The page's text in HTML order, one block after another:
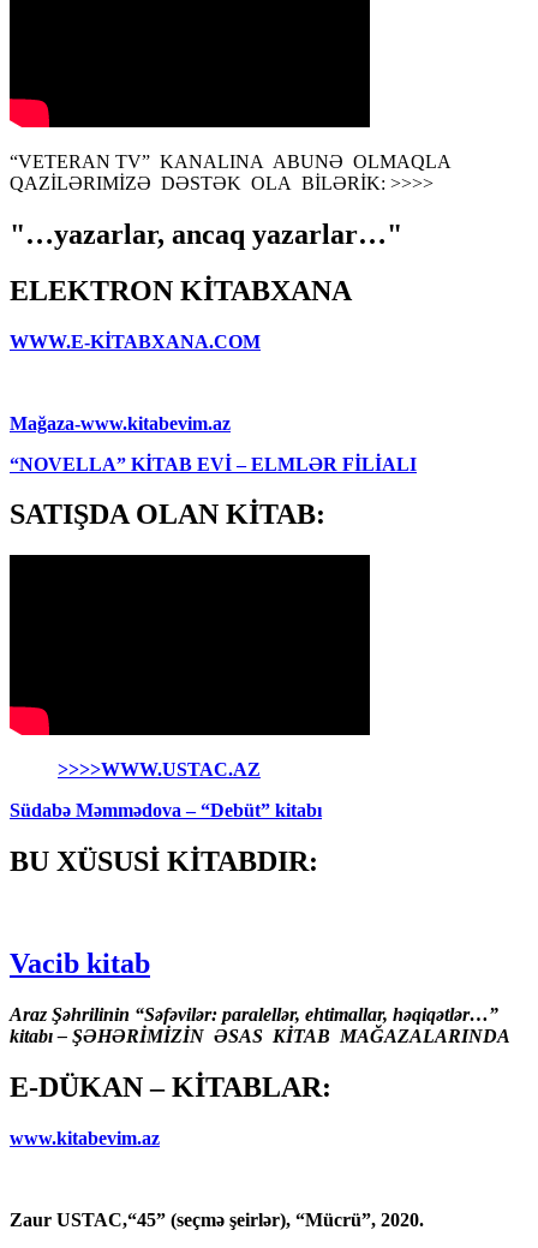
“VETERAN TV” KANALINA ABUNƏ OLMAQLA
QAZİLƏRIMİZƏ DƏSTƏK OLA BİLƏRİK: >>>>
"…yazarlar, ancaq yazarlar…"
ELEKTRON KİTABXANA
WWW.E-KİTABXANA.COM
Mağaza-www.kitabevim.az
“NOVELLA” KİTAB EVİ – ELMLƏR FİLİALI
SATIŞDA OLAN KİTAB:
>>>>WWW.USTAC.AZ
Südabə Məmmədova – “Debüt” kitabı
BU XÜSUSİ KİTABDIR:
Vacib kitab
Araz Şəhrilinin “Səfəvilər: paralellər, ehtimallar, həqiqətlər…”
kitabı – ŞƏHƏRİMİZİN ƏSAS KİTAB MAĞAZALARINDA
E-DÜKAN – KİTABLAR:
www.kitabevim.az
Zaur USTAC,“45” (seçmə şeirlər), “Mücrü”, 2020.